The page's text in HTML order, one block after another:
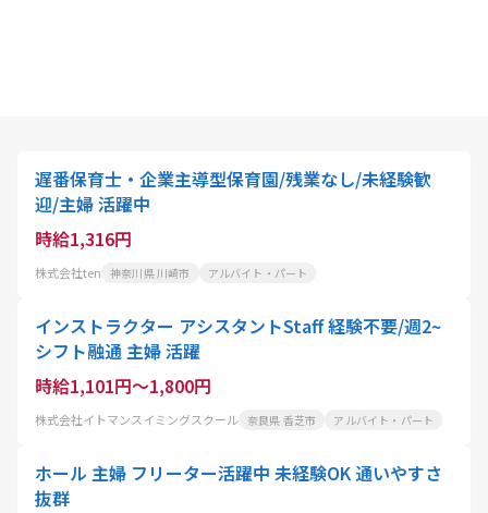
遅番保育士・企業主導型保育園/残業なし/未経験歓
迎/主婦 活躍中
時給1,316円
株式会社ten 神奈川県 川崎市 アルバイト・パート
インストラクター アシスタントStaff 経験不要/週2~
シフト融通 主婦 活躍
時給1,101円～1,800円
株式会社イトマンスイミングスクール 奈良県 香芝市 アルバイト・パート
ホール 主婦 フリーター活躍中 未経験OK 通いやすさ
抜群